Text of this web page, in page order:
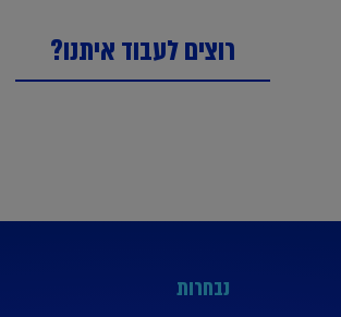
רוצים לעבוד איתנו?
נבחרות